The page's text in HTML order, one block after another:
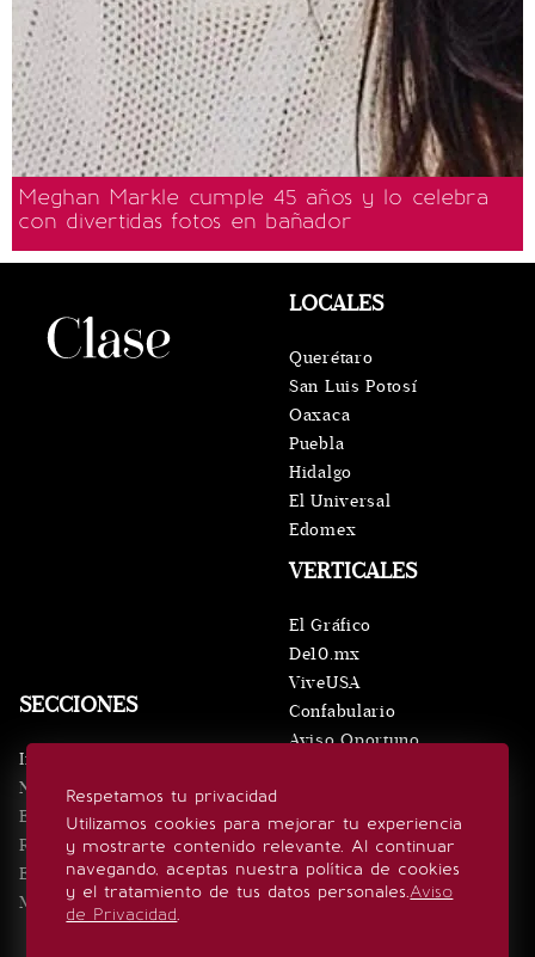
Meghan Markle cumple 45 años y lo celebra
con divertidas fotos en bañador
Respetamos tu privacidad
Utilizamos cookies para mejorar tu experiencia
y mostrarte contenido relevante. Al continuar
navegando, aceptas nuestra política de cookies
y el tratamiento de tus datos personales.Aviso
de Privacidad.
SECCIONES
Inicio
Noticias
Eventos
Realeza
Estilo de vida
Minuto x Minuto
VERTICALES
El Gráfico
De10.mx
ViveUSA
Confabulario
Aviso Oportuno
LOCALES
Querétaro
San Luis Potosí
Oaxaca
Puebla
Hidalgo
El Universal
Edomex
SÍGUENOS